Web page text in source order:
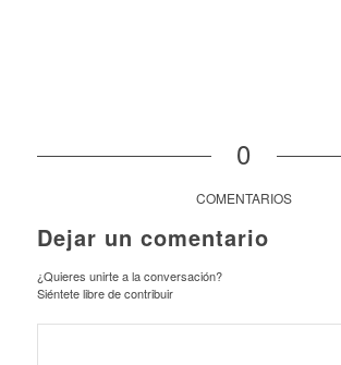
0
COMENTARIOS
Dejar un comentario
¿Quieres unirte a la conversación?
Siéntete libre de contribuir